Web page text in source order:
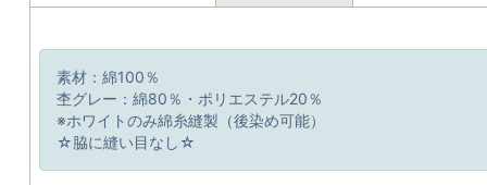
素材：綿100％
杢グレー：綿80％・ポリエステル20％
※ホワイトのみ綿糸縫製（後染め可能）
☆脇に縫い目なし☆